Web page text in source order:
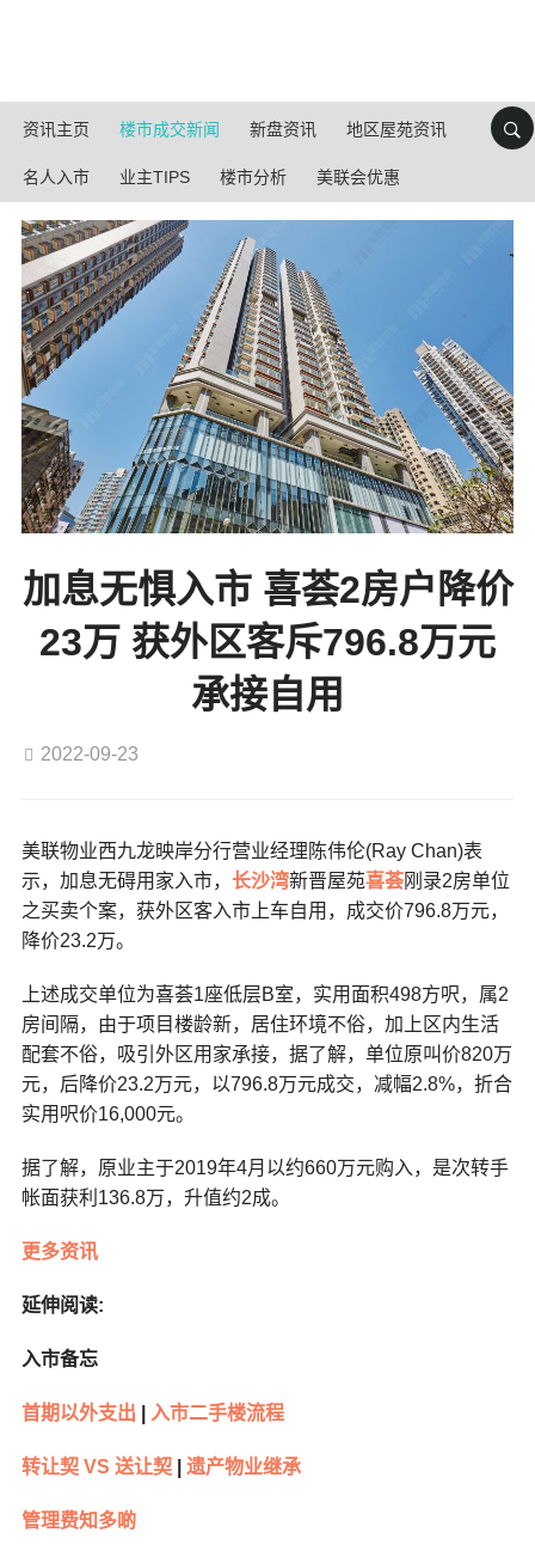
资讯主页 楼市成交新闻 新盘资讯 地区屋苑资讯
名人入市 业主TIPS 楼市分析 美联会优惠
加息无惧入市 喜荟2房户降价
23万 获外区客斥796.8万元
承接自用
2022-09-23
美联物业西九龙映岸分行营业经理陈伟伦(Ray Chan)表
示，加息无碍用家入市， 长沙湾新晋屋苑喜荟刚录2房单位
之买卖个案，获外区客入市上车自用，成交价796.8万元，
降价23.2万。
上述成交单位为喜荟1座低层B室，实用面积498方呎，属2
房间隔，由于项目楼龄新，居住环境不俗，加上区内生活
配套不俗，吸引外区用家承接，据了解，单位原叫价820万
元，后降价23.2万元，以796.8万元成交，减幅2.8%，折合
实用呎价16,000元。
据了解，原业主于2019年4月以约660万元购入，是次转手
帐面获利136.8万，升值约2成。
更多资讯
延伸阅读:
入市备忘
首期以外支出 入市二手楼流程
转让契 VS 送让契 遗产物业继承
管理费知多啲